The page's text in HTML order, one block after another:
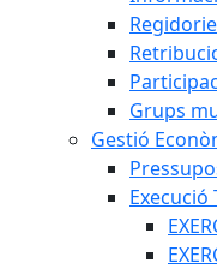
Grups
Gestió